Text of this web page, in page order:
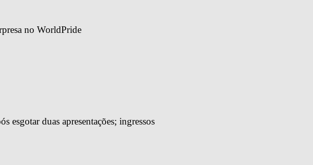
no WorldPride
esgotar duas apresentações; ingressos